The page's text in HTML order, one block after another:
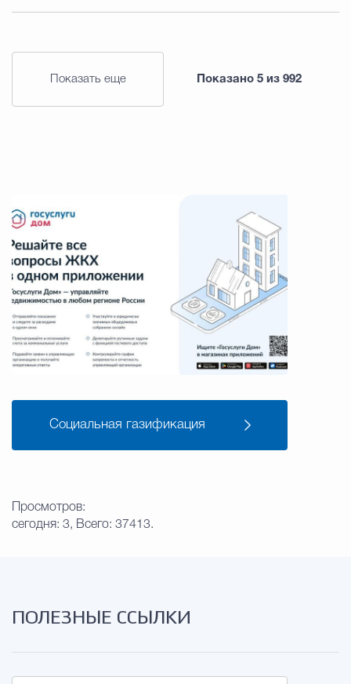
Показать еще Показано 5 из 992
Социальная газификация
Просмотров:
сегодня: 3, Всего: 37413.
ПОЛЕЗНЫЕ ССЫЛКИ